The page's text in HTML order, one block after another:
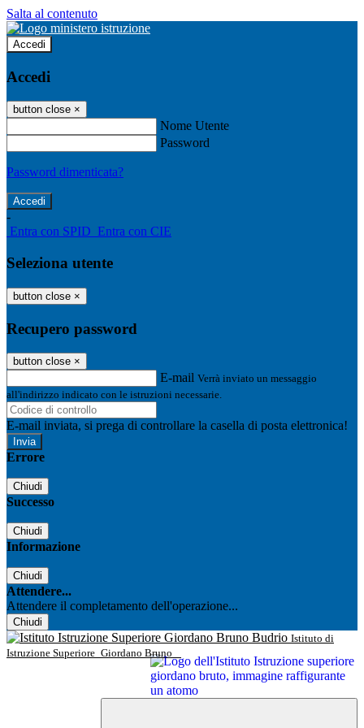
Salta al contenuto
Accedi
Accedi
button close ×
Nome Utente
Password
Password dimenticata?
-
Entra con SPID Entra con CIE
Seleziona utente
button close ×
Recupero password
button close ×
E-mail Verrà inviato un messaggio
all'indirizzo indicato con le istruzioni necessarie.
E-mail inviata, si prega di controllare la casella di posta elettronica!
Errore
Chiudi
Successo
Chiudi
Informazione
Chiudi
Attendere...
Attendere il completamento dell'operazione...
Chiudi
Istituto di
Istruzione Superiore Giordano Bruno